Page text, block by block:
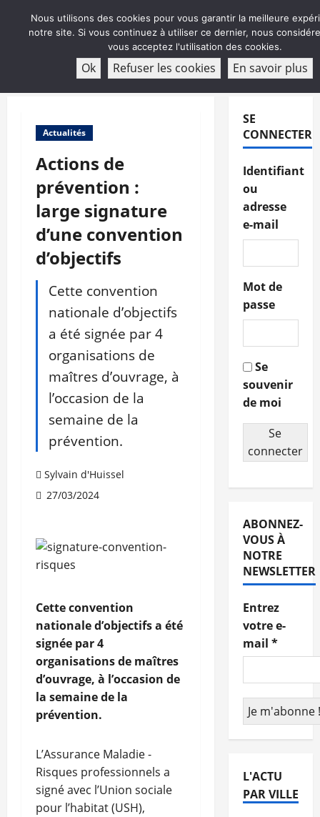
ABONNEMENT
Actualités
Actions de
prévention :
large signature
d’une convention
d’objectifs
Cette convention
nationale d’objectifs
a été signée par 4
organisations de
maîtres d’ouvrage, à
l’occasion de la
semaine de la
prévention.
Sylvain d'Huissel
27/03/2024
Cette convention
nationale d’objectifs a été
signée par 4
organisations de maîtres
d’ouvrage, à l’occasion de
la semaine de la
prévention.
L’Assurance Maladie -
Risques professionnels a
signé avec l’Union sociale
pour l’habitat (USH),
SE
CONNECTER
Identifiant
ou
adresse
e-mail
Mot de
passe
Se
souvenir
de moi
Se
connecter
ABONNEZ-
VOUS À
NOTRE
NEWSLETTER
Entrez
votre e-
mail *
L'ACTU
PAR VILLE
Nous utilisons des cookies pour vous garantir la meilleure
notre site. Si vous continuez à utiliser ce dernier, nous
vous acceptez l'utilisation des cookies.
Ok Refuser les cookies En savoir plus